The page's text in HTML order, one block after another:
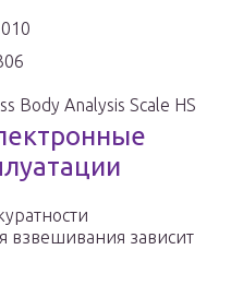
Body Analysis Scale HS
взвешивания зависит